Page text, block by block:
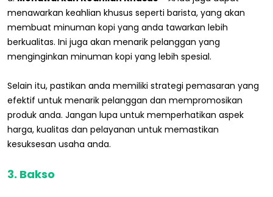
menawarkan keahlian khusus seperti barista, yang akan
membuat minuman kopi yang anda tawarkan lebih
berkualitas. Ini juga akan menarik pelanggan yang
menginginkan minuman kopi yang lebih spesial.
Selain itu, pastikan anda memiliki strategi pemasaran yang
efektif untuk menarik pelanggan dan mempromosikan
produk anda. Jangan lupa untuk memperhatikan aspek
harga, kualitas dan pelayanan untuk memastikan
kesuksesan usaha anda.
3. Bakso